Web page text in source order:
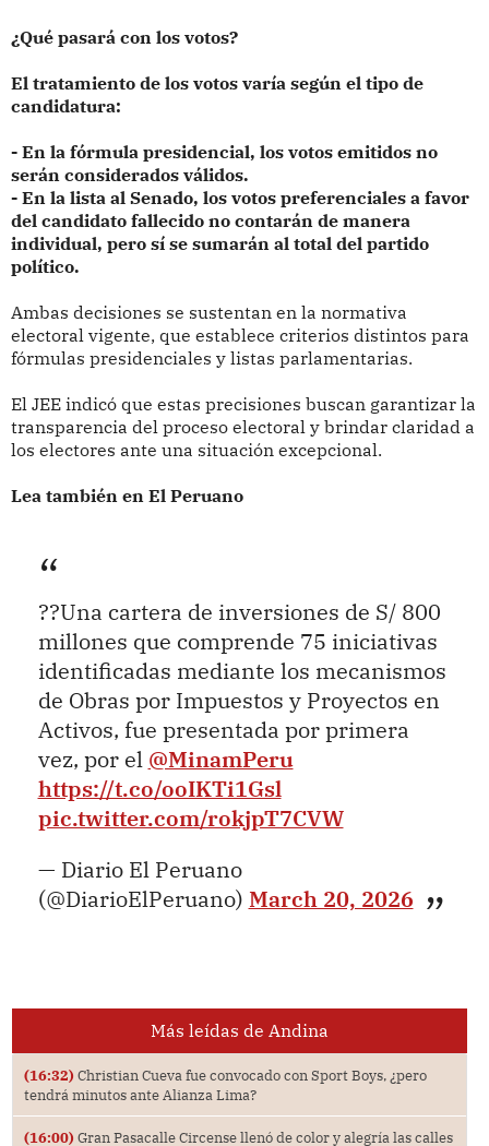
¿Qué pasará con los votos?
El tratamiento de los votos varía según el tipo de
candidatura:
- En la fórmula presidencial, los votos emitidos no
serán considerados válidos.
- En la lista al Senado, los votos preferenciales a favor
del candidato fallecido no contarán de manera
individual, pero sí se sumarán al total del partido
político.
Ambas decisiones se sustentan en la normativa
electoral vigente, que establece criterios distintos para
fórmulas presidenciales y listas parlamentarias.
El JEE indicó que estas precisiones buscan garantizar la
transparencia del proceso electoral y brindar claridad a
los electores ante una situación excepcional.
Lea también en El Peruano
??Una cartera de inversiones de S/ 800
millones que comprende 75 iniciativas
identificadas mediante los mecanismos
de Obras por Impuestos y Proyectos en
Activos, fue presentada por primera
vez, por el @MinamPeru
https://t.co/ooIKTi1Gsl
pic.twitter.com/rokjpT7CVW
— Diario El Peruano
(@DiarioElPeruano) March 20, 2026
Más leídas de Andina
(16:32) Christian Cueva fue convocado con Sport Boys, ¿pero
tendrá minutos ante Alianza Lima?
(16:00) Gran Pasacalle Circense llenó de color y alegría las calles